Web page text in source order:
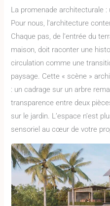
La promenade architecturale
Pour nous, l’architecture
Chaque pas, de l’entrée du
maison, doit raconter une
circulation comme une
paysage. Cette « scène »
: un cadrage sur un arbre
transparence entre deux
sur le jardin. L’espace n’est
sensoriel au cœur de votre